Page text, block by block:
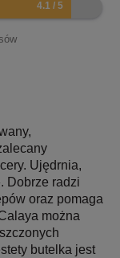
Ujędrnia,
Dobrze radzi
oraz pomaga
można
butelka jest